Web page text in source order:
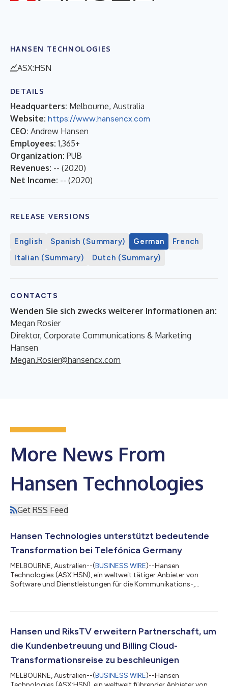
HANSEN TECHNOLOGIES
ASX:HSN
DETAILS
Headquarters: Melbourne, Australia
Website: https://www.hansencx.com
CEO: Andrew Hansen
Employees: 1,365+
Organization: PUB
Revenues: -- (2020)
Net Income: -- (2020)
RELEASE VERSIONS
English Spanish (Summary) German
French
Italian (Summary)
Dutch (Summary)
CONTACTS
Wenden Sie sich zwecks weiterer Informationen an:
Megan Rosier
Direktor, Corporate Communications & Marketing
Hansen
Megan.Rosier@hansencx.com
More News From
Hansen Technologies
Get RSS Feed
Hansen Technologies unterstützt bedeutende
Transformation bei Telefónica Germany
MELBOURNE, Australien--(BUSINESS WIRE)--Hansen
Technologies (ASX:HSN), ein weltweit tätiger Anbieter von
Software und Dienstleistungen für die Kommunikations-,
Telefónica Germany, einem führenden
macht. In einer Kooperation von mehr als 3.700
einen neuen Technologie...
Hansen und RiksTV erweitern Partnerschaft, um
die Kundenbetreuung und Billing Cloud-
Transformationsreise zu beschleunigen
MELBOURNE, Australien--(BUSINESS WIRE)--Hansen